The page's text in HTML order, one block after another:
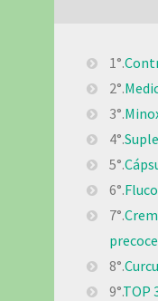
1°.
2°.
3°.
4°.
5°.
6°.
7°.
precoce
8°.
9°.TOP